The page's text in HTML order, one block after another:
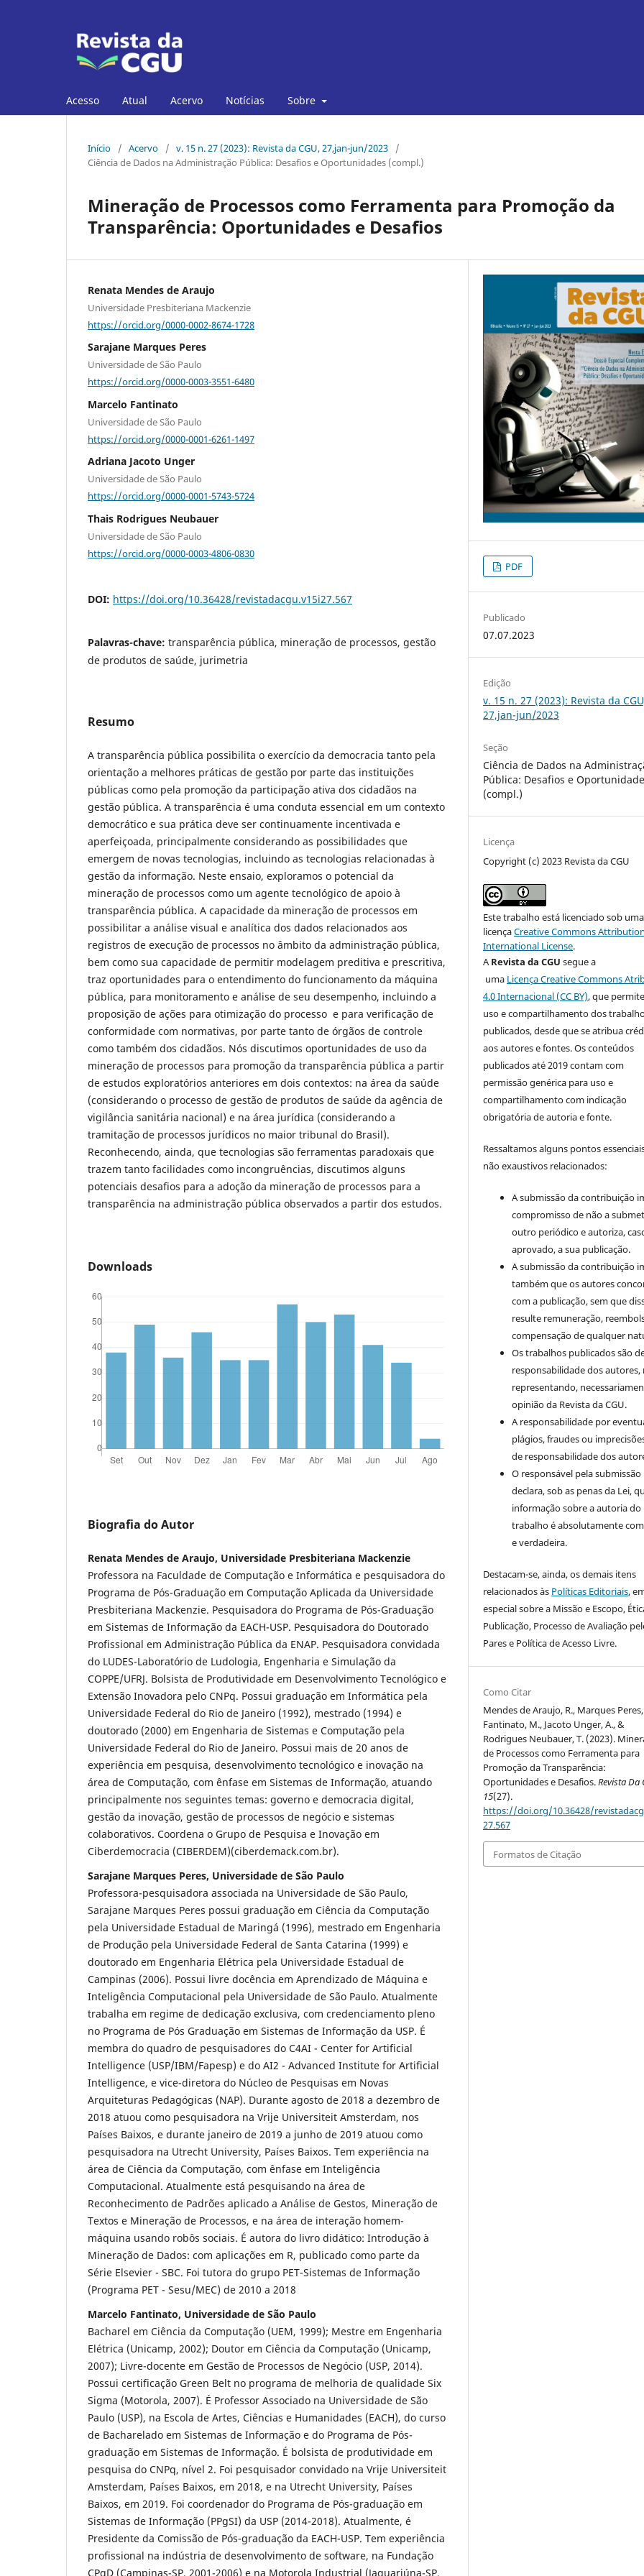
Acesso Atual Acervo Notícias Sobre
Início / Acervo / v. 15 n. 27 (2023): Revista da CGU, 27,jan-jun/2023
/
Ciência de Dados na Administração Pública: Desafios e Oportunidades (compl.)
Mineração de Processos como Ferramenta para Promoção da
Transparência: Oportunidades e Desafios
Renata Mendes de Araujo
Universidade Presbiteriana Mackenzie
https://orcid.org/0000-0002-8674-1728
Sarajane Marques Peres
Universidade de São Paulo
https://orcid.org/0000-0003-3551-6480
Marcelo Fantinato
Universidade de São Paulo
https://orcid.org/0000-0001-6261-1497
Adriana Jacoto Unger
Universidade de São Paulo
https://orcid.org/0000-0001-5743-5724
Thais Rodrigues Neubauer
Universidade de São Paulo
https://orcid.org/0000-0003-4806-0830
DOI: https://doi.org/10.36428/revistadacgu.v15i27.567
Palavras-chave: transparência pública, mineração de processos, gestão
de produtos de saúde, jurimetria
Resumo
A transparência pública possibilita o exercício da democracia tanto pela
orientação a melhores práticas de gestão por parte das instituições
públicas como pela promoção da participação ativa dos cidadãos na
gestão pública. A transparência é uma conduta essencial em um contexto
democrático e sua prática deve ser continuamente incentivada e
aperfeiçoada, principalmente considerando as possibilidades que
emergem de novas tecnologias, incluindo as tecnologias relacionadas à
gestão da informação. Neste ensaio, exploramos o potencial da
mineração de processos como um agente tecnológico de apoio à
transparência pública. A capacidade da mineração de processos em
possibilitar a análise visual e analítica dos dados relacionados aos
registros de execução de processos no âmbito da administração pública,
bem como sua capacidade de permitir modelagem preditiva e prescritiva,
traz oportunidades para o entendimento do funcionamento da máquina
pública, para monitoramento e análise de seu desempenho, incluindo a
proposição de ações para otimização do processo e para verificação de
conformidade com normativas, por parte tanto de órgãos de controle
como também dos cidadãos. Nós discutimos oportunidades de uso da
mineração de processos para promoção da transparência pública a partir
de estudos exploratórios anteriores em dois contextos: na área da saúde
(considerando o processo de gestão de produtos de saúde da agência de
vigilância sanitária nacional) e na área jurídica (considerando a
tramitação de processos jurídicos no maior tribunal do Brasil).
Reconhecendo, ainda, que tecnologias são ferramentas paradoxais que
trazem tanto facilidades como incongruências, discutimos alguns
potenciais desafios para a adoção da mineração de processos para a
transparência na administração pública observados a partir dos estudos.
Downloads
Biografia do Autor
Renata Mendes de Araujo, Universidade Presbiteriana Mackenzie
Professora na Faculdade de Computação e Informática e pesquisadora do
Programa de Pós-Graduação em Computação Aplicada da Universidade
Presbiteriana Mackenzie. Pesquisadora do Programa de Pós-Graduação
em Sistemas de Informação da EACH-USP. Pesquisadora do Doutorado
Profissional em Administração Pública da ENAP. Pesquisadora convidada
do LUDES-Laboratório de Ludologia, Engenharia e Simulação da
COPPE/UFRJ. Bolsista de Produtividade em Desenvolvimento Tecnológico e
Extensão Inovadora pelo CNPq. Possui graduação em Informática pela
Universidade Federal do Rio de Janeiro (1992), mestrado (1994) e
doutorado (2000) em Engenharia de Sistemas e Computação pela
Universidade Federal do Rio de Janeiro. Possui mais de 20 anos de
experiência em pesquisa, desenvolvimento tecnológico e inovação na
área de Computação, com ênfase em Sistemas de Informação, atuando
principalmente nos seguintes temas: governo e democracia digital,
gestão da inovação, gestão de processos de negócio e sistemas
colaborativos. Coordena o Grupo de Pesquisa e Inovação em
Ciberdemocracia (CIBERDEM)(ciberdemack.com.br).
Sarajane Marques Peres, Universidade de São Paulo
Professora-pesquisadora associada na Universidade de São Paulo,
Sarajane Marques Peres possui graduação em Ciência da Computação
pela Universidade Estadual de Maringá (1996), mestrado em Engenharia
de Produção pela Universidade Federal de Santa Catarina (1999) e
doutorado em Engenharia Elétrica pela Universidade Estadual de
Campinas (2006). Possui livre docência em Aprendizado de Máquina e
Inteligência Computacional pela Universidade de São Paulo. Atualmente
trabalha em regime de dedicação exclusiva, com credenciamento pleno
no Programa de Pós Graduação em Sistemas de Informação da USP. É
membra do quadro de pesquisadores do C4AI - Center for Artificial
Intelligence (USP/IBM/Fapesp) e do AI2 - Advanced Institute for Artificial
Intelligence, e vice-diretora do Núcleo de Pesquisas em Novas
Arquiteturas Pedagógicas (NAP). Durante agosto de 2018 a dezembro de
2018 atuou como pesquisadora na Vrije Universiteit Amsterdam, nos
Países Baixos, e durante janeiro de 2019 a junho de 2019 atuou como
pesquisadora na Utrecht University, Países Baixos. Tem experiência na
área de Ciência da Computação, com ênfase em Inteligência
Computacional. Atualmente está pesquisando na área de
Reconhecimento de Padrões aplicado a Análise de Gestos, Mineração de
Textos e Mineração de Processos, e na área de interação homem-
máquina usando robôs sociais. É autora do livro didático: Introdução à
Mineração de Dados: com aplicações em R, publicado como parte da
Série Elsevier - SBC. Foi tutora do grupo PET-Sistemas de Informação
(Programa PET - Sesu/MEC) de 2010 a 2018
Marcelo Fantinato, Universidade de São Paulo
Bacharel em Ciência da Computação (UEM, 1999); Mestre em Engenharia
Elétrica (Unicamp, 2002); Doutor em Ciência da Computação (Unicamp,
2007); Livre-docente em Gestão de Processos de Negócio (USP, 2014).
Possui certificação Green Belt no programa de melhoria de qualidade Six
Sigma (Motorola, 2007). É Professor Associado na Universidade de São
Paulo (USP), na Escola de Artes, Ciências e Humanidades (EACH), do curso
de Bacharelado em Sistemas de Informação e do Programa de Pós-
graduação em Sistemas de Informação. É bolsista de produtividade em
pesquisa do CNPq, nível 2. Foi pesquisador convidado na Vrije Universiteit
Amsterdam, Países Baixos, em 2018, e na Utrecht University, Países
Baixos, em 2019. Foi coordenador do Programa de Pós-graduação em
Sistemas de Informação (PPgSI) da USP (2014-2018). Atualmente, é
Presidente da Comissão de Pós-graduação da EACH-USP. Tem experiência
profissional na indústria de desenvolvimento de software, na Fundação
CPqD (Campinas-SP, 2001-2006) e na Motorola Industrial (Jaguariúna-SP,
PDF
Publicado
07.07.2023
Edição
v. 15 n. 27 (2023): Revista da
27,jan-jun/2023
Seção
Ciência de Dados na
Pública: Desafios e
(compl.)
Licença
Copyright (c) 2023 Revista da CGU
Este trabalho está licenciado sob uma
licençaCreative Commons
International License.
ARevista da CGU segue a
uma Licença Creative Commons
4.0 Internacional (CC BY), que
uso e compartilhamento dos
publicados, desde que se atribua
aos autores e fontes. Os conteúdos
publicados até 2019 contam com
permissão genérica para uso e
compartilhamento com indicação
obrigatória de autoria e fonte.
Ressaltamos alguns pontos
não exaustivos relacionados:
A submissão da contribuição
compromisso de não a
outro periódico e autoriza,
aprovado, a sua publicação.
A submissão da contribuição
também que os autores
com a publicação, sem que
resulte remuneração,
compensação de qualquer
Os trabalhos publicados são
responsabilidade dos autores,
representando,
opinião da Revista da CGU.
A responsabilidade por
plágios, fraudes ou
de responsabilidade dos
O responsável pela submissão
declara, sob as penas da Lei,
informação sobre a autoria do
trabalho é absolutamente
e verdadeira.
Destacam-se, ainda, os demais itens
relacionados às Políticas Editoriais,
especial sobre a Missão e Escopo,
Publicação, Processo de Avaliação
Pares e Política de Acesso Livre.
Como Citar
Mendes de Araujo, R., Marques Peres,
Fantinato, M., Jacoto Unger, A., &
Rodrigues Neubauer, T. (2023).
de Processos como Ferramenta para
Promoção da Transparência:
Oportunidades e Desafios.Revista Da
15(27).
https://doi.org/10.36428/
27.567
Formatos de Citação